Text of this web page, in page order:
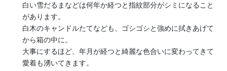
白い雪だるまなどは何年か経つと指紋部分がシミになること
があります。
白木のキャンドルたてなども、ゴシゴシと強めに拭きあげて
から箱の中に。
大事にするほど、年月が経つと綺麗な色合いに変わってきて
愛着も湧いてきます。